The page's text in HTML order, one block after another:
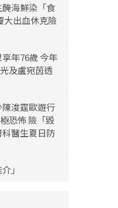
海鮮染「食
大出血休克險
年76歲 今年
及盧宛茵透
浚霆歐遊行
恐怖 險「毀
醫生夏日防
」